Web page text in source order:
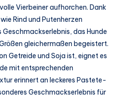
Vierbeiner aufhorchen. Dank
Rind und Putenherzen
das Hunde
gleichermaßen begeistert.
Getreide und Soja ist, eignet es
mit entsprechenden
erinnert an leckeres Pastete-
Geschmackserlebnis für